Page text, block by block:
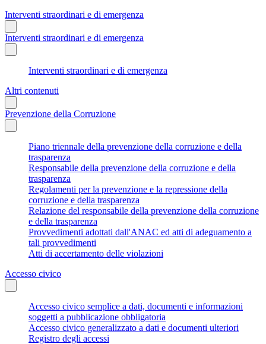
Interventi straordinari e di emergenza
Interventi straordinari e di emergenza
Interventi straordinari e di emergenza
Altri contenuti
Prevenzione della Corruzione
Piano triennale della prevenzione della corruzione e della
trasparenza
Responsabile della prevenzione della corruzione e della
trasparenza
Regolamenti per la prevenzione e la repressione della
corruzione e della trasparenza
Relazione del responsabile della prevenzione della corruzione
e della trasparenza
Provvedimenti adottati dall'ANAC ed atti di adeguamento a
tali provvedimenti
Atti di accertamento delle violazioni
Accesso civico
Accesso civico semplice a dati, documenti e informazioni
soggetti a pubblicazione obbligatoria
Accesso civico generalizzato a dati e documenti ulteriori
Registro degli accessi